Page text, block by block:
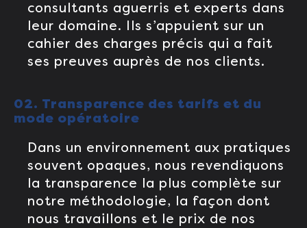
consultants aguerris et experts dans
leur domaine. Ils s’appuient sur un
cahier des charges précis qui a fait
ses preuves auprès de nos clients.
02. Transparence des tarifs et du
mode opératoire
Dans un environnement aux pratiques
souvent opaques, nous revendiquons
la transparence la plus complète sur
notre méthodologie, la façon dont
nous travaillons et le prix de nos